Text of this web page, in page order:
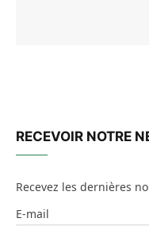
RECEVOIR NOTRE
Recevez les dernières
E-mail